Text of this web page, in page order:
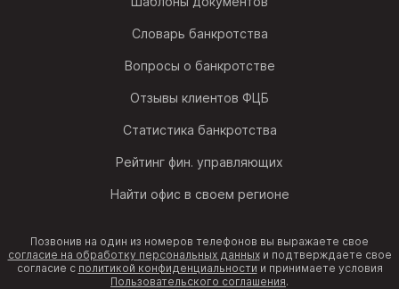
Словарь банкротства
Вопросы о банкротстве
Отзывы клиентов ФЦБ
Статистика банкротства
Рейтинг фин. управляющих
Найти офис в своем регионе
Позвонив на один из номеров телефонов вы выражаете свое
согласие на обработку персональных данныхи подтверждаете свое
согласие с политикой конфиденциальности и принимаете условия
Пользовательского соглашения.